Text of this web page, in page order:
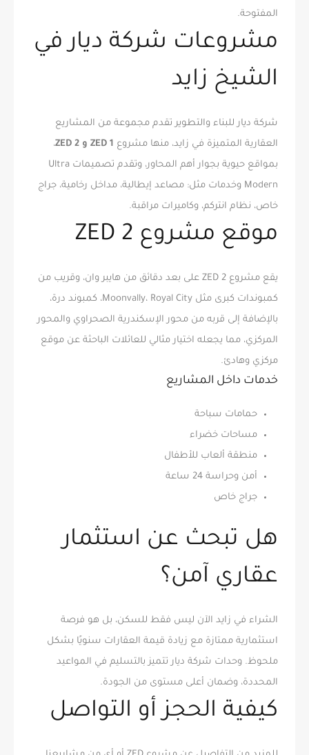
المفتوحة.
مشروعات شركة ديار في
الشيخ زايد
شركة ديار للبناء والتطوير تقدم مجموعة من المشاريع
العقارية المتميزة في زايد، منها مشروع ZED 1 و ZED 2
،
بمواقع حيوية بجوار أهم المحاور، وتقدم تصميمات Ultra
Modern وخدمات مثل: مصاعد إيطالية، مداخل رخامية، جراج
خاص، نظام انتركم، وكاميرات مراقبة.
موقع مشروع ZED 2
يقع مشروع ZED 2 على بعد دقائق من هايبر وان، وقريب من
كمبوندات كبرى مثل Moonvally، Royal City، كمبوند درة،
بالإضافة إلى قربه من محور الإسكندرية الصحراوي والمحور
المركزي، مما يجعله اختيار مثالي للعائلات الباحثة عن موقع
مركزي وهادئ.
خدمات داخل المشاريع
حمامات سباحة
مساحات خضراء
منطقة ألعاب للأطفال
أمن وحراسة 24 ساعة
جراج خاص
هل تبحث عن استثمار
عقاري آمن؟
الشراء في زايد الآن ليس فقط للسكن، بل هو فرصة
استثمارية ممتازة مع زيادة قيمة العقارات سنويًا بشكل
ملحوظ. وحدات شركة ديار تتميز بالتسليم في المواعيد
المحددة، وضمان أعلى مستوى من الجودة.
كيفية الحجز أو التواصل